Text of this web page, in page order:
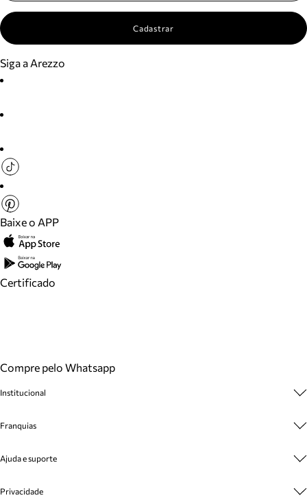
Cadastrar
Siga a Arezzo
Baixe o APP
Certificado
Compre pelo Whatsapp
Institucional
Cashback
Venda Corporativa
Franquias
Plano de Negócio
Ajuda e suporte
Privacidade